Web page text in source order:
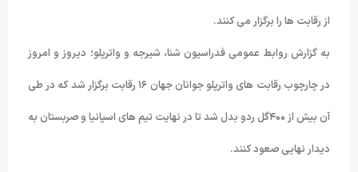
از رقابت ها را برگزار می کنند.
به گزارش روابط عمومی فدراسیون شنا، شیرجه و واترپلو؛ دیروز و امروز
در چارچوب رقابت های واترپلو جوانان جهان ۱۶ رقابت برگزار شد که در طی
آن بیش از ۴۰۰گل ردو بدل شد تا در نهایت تیم های اسپانیا و صربستان به
دیدار نهایی صعود کنند.